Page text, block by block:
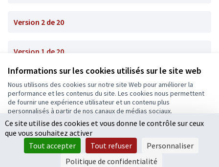
Informations sur les cookies utilisés sur le site web
Nous utilisons des cookies sur notre site Web pour améliorer la
performance et les contenus du site. Les cookies nous permettent
de fournir une expérience utilisateur et un contenu plus
personnalisés à partir de nos canaux de médias sociaux.
Tout accepter
Accepter seulement les cookies essentiels
Paramètres
Version 2 de 20
Version 1 de 20
Conditions d'utilisation
Paramètres des cookies
Ecrivons Angers sur X
(Lien externe)
Ecrivons Angers sur Facebook
(Lien externe)
logiciel libre Decidim
(Lien externe)
.
Licence
(Lien
Ce site utilise des cookies et vous donne le contrôle sur ceux
que vous souhaitez activer
Tout accepter
Tout refuser
Personnaliser
Politique de confidentialité